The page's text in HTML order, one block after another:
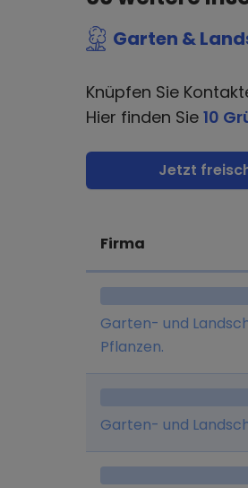
Garten &
Knüpfen Sie
Hier finden Sie 10
Jetzt
Firma
Garten- und
Pflanzen.
Garten- und